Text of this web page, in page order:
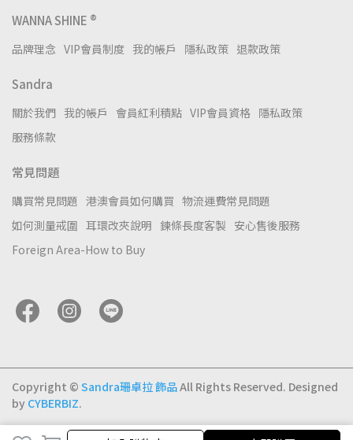
加入購物車
WANNA SHINE ®
品牌理念 VIP會員制度 我的帳戶 隱私政策 退款政策
Sandra
關於我們 我的帳戶 會員紅利積點 VIP會員資格 隱私政策
服務條款
常見問題
購買常見問題 港澳會員如何購買 物流運費常見問題
如何測量戒圍 耳環改夾說明 鍊條長度客製 安心售後服務
Foreign Area-How to Buy
Copyright © Sandra珊卓拉 飾品All Rights Reserved. Designed
by CYBERBIZ.